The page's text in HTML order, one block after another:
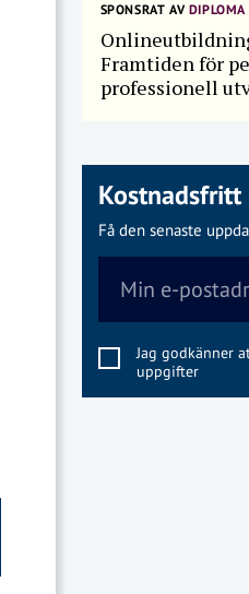
SPONSRAT AVDIPLOMA
Framtiden för
professionell
Kostnadsfritt
Få den senaste
Jag godkänner
uppgifter